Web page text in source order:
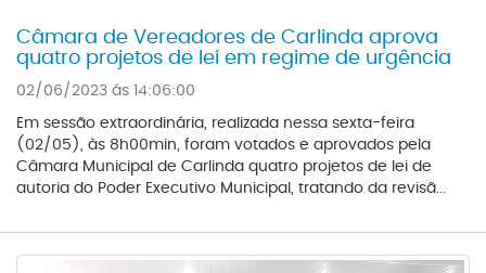
Câmara de Vereadores de Carlinda aprova
quatro projetos de lei em regime de urgência
02/06/2023 ás 14:06:00
Em sessão extraordinária, realizada nessa sexta-feira
(02/05), às 8h00min, foram votados e aprovados pela
Câmara Municipal de Carlinda quatro projetos de lei de
autoria do Poder Executivo Municipal, tratando da revisã...